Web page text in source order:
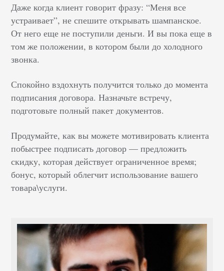
Даже когда клиент говорит фразу: “Меня все
устраивает”, не спешите открывать шампанское.
От него еще не поступили деньги. И вы пока еще в
том же положении, в котором были до холодного
звонка.
Спокойно вздохнуть получится только до момента
подписания договора. Назначьте встречу,
подготовьте полный пакет документов.
Продумайте, как вы можете мотивировать клиента
побыстрее подписать договор — предложить
скидку, которая действует ограниченное время;
бонус, который облегчит использование вашего
товара\услуги.